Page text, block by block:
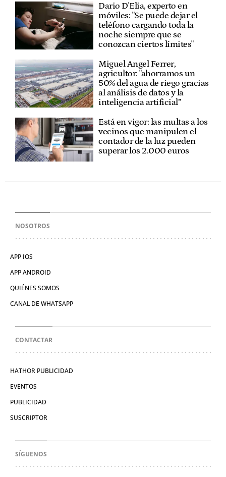
Dario D'Elia, experto en
móviles: "Se puede dejar el
teléfono cargando toda la
noche siempre que se
conozcan ciertos límites"
Miguel Angel Ferrer,
agricultor: "ahorramos un
50% del agua de riego gracias
al análisis de datos y la
inteligencia artificial”
Está en vigor: las multas a los
vecinos que manipulen el
contador de la luz pueden
superar los 2.000 euros
NOSOTROS
APP IOS
APP ANDROID
QUIÉNES SOMOS
CANAL DE WHATSAPP
CONTACTAR
HATHOR PUBLICIDAD
EVENTOS
PUBLICIDAD
SUSCRIPTOR
SÍGUENOS